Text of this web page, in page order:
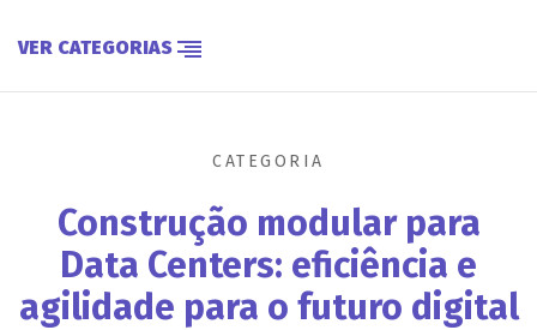
VER CATEGORIAS
CATEGORIA
Construção modular para
Data Centers: eficiência e
agilidade para o futuro digital